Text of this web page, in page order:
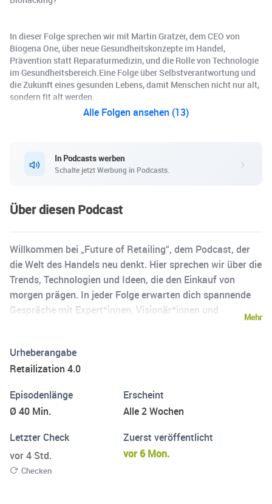
In dieser Folge sprechen wir mit Martin Gratzer, dem CEO von
Biogena One, über neue Gesundheitskonzepte im Handel,
Prävention statt Reparaturmedizin, und die Rolle von Technologie
im Gesundheitsbereich.Eine Folge über Selbstverantwortung und
die Zukunft eines gesunden Lebens, damit Menschen nicht nur alt,
sondern fit alt werden.
Alle Folgen ansehen (13)
In Podcasts werben
Schalte jetzt Werbung in Podcasts.
Über diesen Podcast
Willkommen bei „Future of Retailing“, dem Podcast, der
die Welt des Handels neu denkt. Hier sprechen wir über die
Trends, Technologien und Ideen, die den Einkauf von
morgen prägen. In jeder Folge erwarten dich spannende
Gespräche mit Expert*innen, Visionär*innen und
können.
Mehr
Urheberangabe
Retailization 4.0
Episodenlänge
Ø 40 Min.
Erscheint
Alle 2 Wochen
Letzter Check
vor 4 Std.
Checken
Zuerst veröffentlicht
vor 6 Mon.